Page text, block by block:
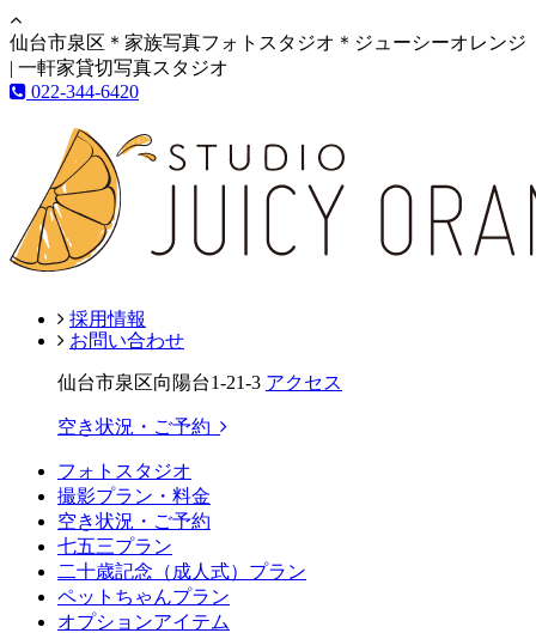
仙台市泉区＊家族写真フォトスタジオ＊ジューシーオレンジ
| 一軒家貸切写真スタジオ
022-344-6420
採用情報
お問い合わせ
仙台市泉区向陽台1-21-3 アクセス
空き状況・ご予約
フォトスタジオ
撮影プラン・料金
空き状況・ご予約
七五三プラン
二十歳記念（成人式）プラン
ペットちゃんプラン
オプションアイテム